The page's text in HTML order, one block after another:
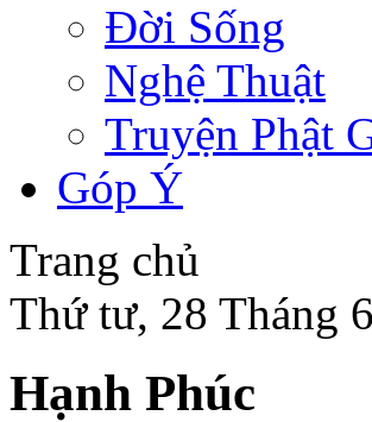
Đời Sống
Nghệ Thuật
Truyện Phật
Góp Ý
Trang chủ
Thứ tư, 28 Tháng
Hạnh Phúc